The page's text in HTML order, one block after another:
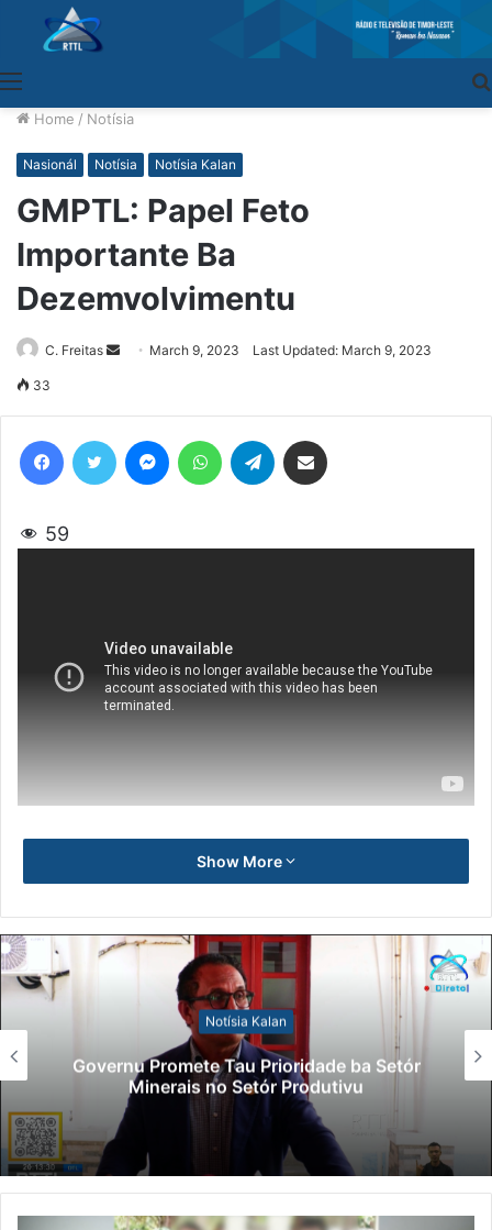
Home / Notísia
Nasionál Notísia Notísia Kalan
GMPTL: Papel Feto
Importante Ba
Dezemvolvimentu
C. Freitas
SendMarch 9, 2023 Last Updated: March 9, 2023
33
59
Show More
Notísia Kalan
Governu Promete Tau Prioridade ba Setór
Minerais no Setór Produtivu